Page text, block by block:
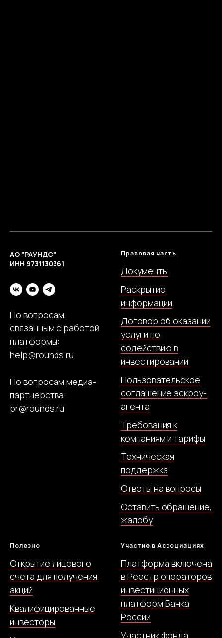
АО "РАУНДС"
ИНН 9731130361
По вопросам,
связанным с работой
платформы:
help@rounds.ru
По вопросам медиа-
партнерства:
pr@rounds.ru
Правовая часть
Документы
Раскрытие
информации
Договор об оказании
услуги по
содействию в
инвестировании
Пользовательское
соглашение эскроу-
агента
Требования к
компаниям и тарифы
Техническая
поддержка
Ответы на вопросы
Оставить обращение,
жалобу
Полезно
Открытие лицевого
счета для получения
акций
Квалифицированные
инвесторы
Участие в Ассоциациях
Платформа включена
в Реестр операторов
инвестиционных
платформ Банка
России
Участник фонда